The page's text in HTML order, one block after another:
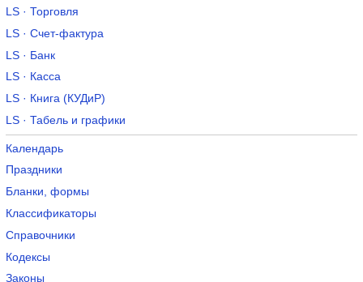
LS · Торговля
LS · Счет-фактура
LS · Банк
LS · Касса
LS · Книга (КУДиР)
LS · Табель и графики
Календарь
Праздники
Бланки, формы
Классификаторы
Справочники
Кодексы
Законы